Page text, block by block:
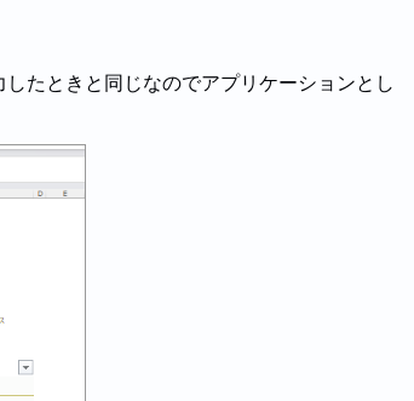
たときと同じなのでアプリケーションとし